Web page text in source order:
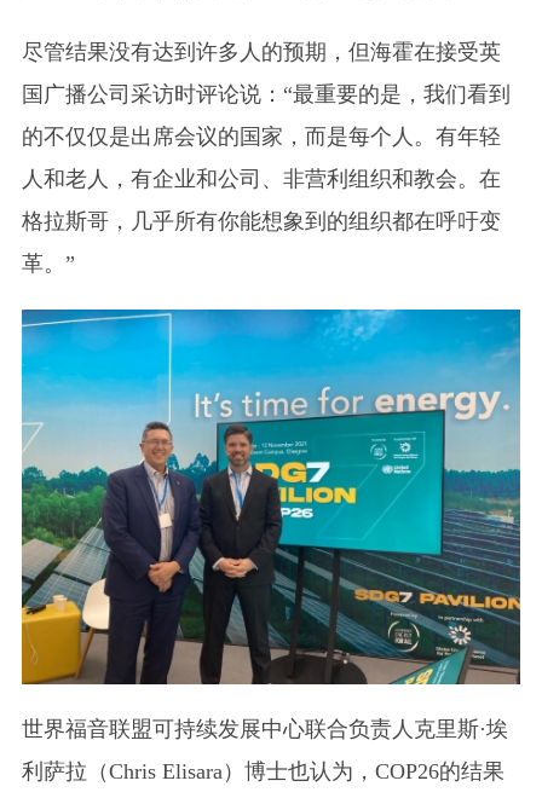
尽管结果没有达到许多人的预期，但海霍在接受英
国广播公司采访时评论说：“最重要的是，我们看到
的不仅仅是出席会议的国家，而是每个人。有年轻
人和老人，有企业和公司、非营利组织和教会。在
格拉斯哥，几乎所有你能想象到的组织都在呼吁变
革。”
世界福音联盟可持续发展中心联合负责人克里斯·埃
利萨拉 （Chris Elisara） 博士也认为，COP26的结果